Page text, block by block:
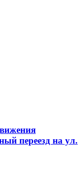
переезд на ул.